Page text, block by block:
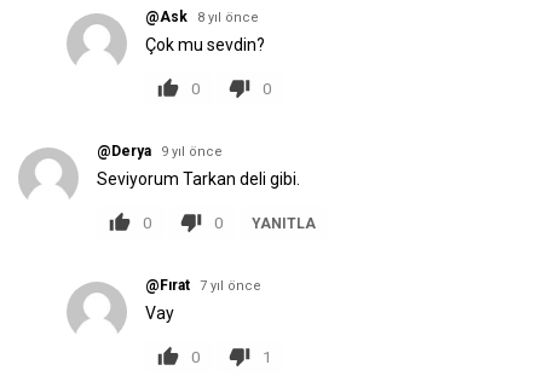
@Ask 8 yıl önce
Çok mu sevdin?
0 0
@Derya 9 yıl önce
Seviyorum Tarkan deli gibi.
0 0 YANITLA
@Fırat 7 yıl önce
Vay
0 1